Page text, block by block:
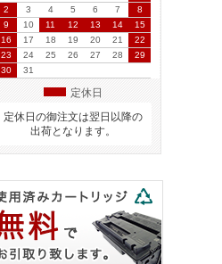
2
3 4 5 6 7
8
9
10 11 12 13 14
15
16
17 18 19 20 21
22
23
24 25 26 27 28
29
30
31
定休日
定休日の御注文は翌日以降の
出荷となります。